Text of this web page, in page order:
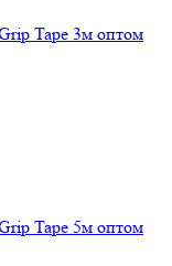
Tape 3м оптом
Tape 5м оптом